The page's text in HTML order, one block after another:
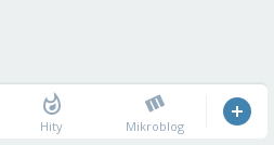
Hity Mikroblog